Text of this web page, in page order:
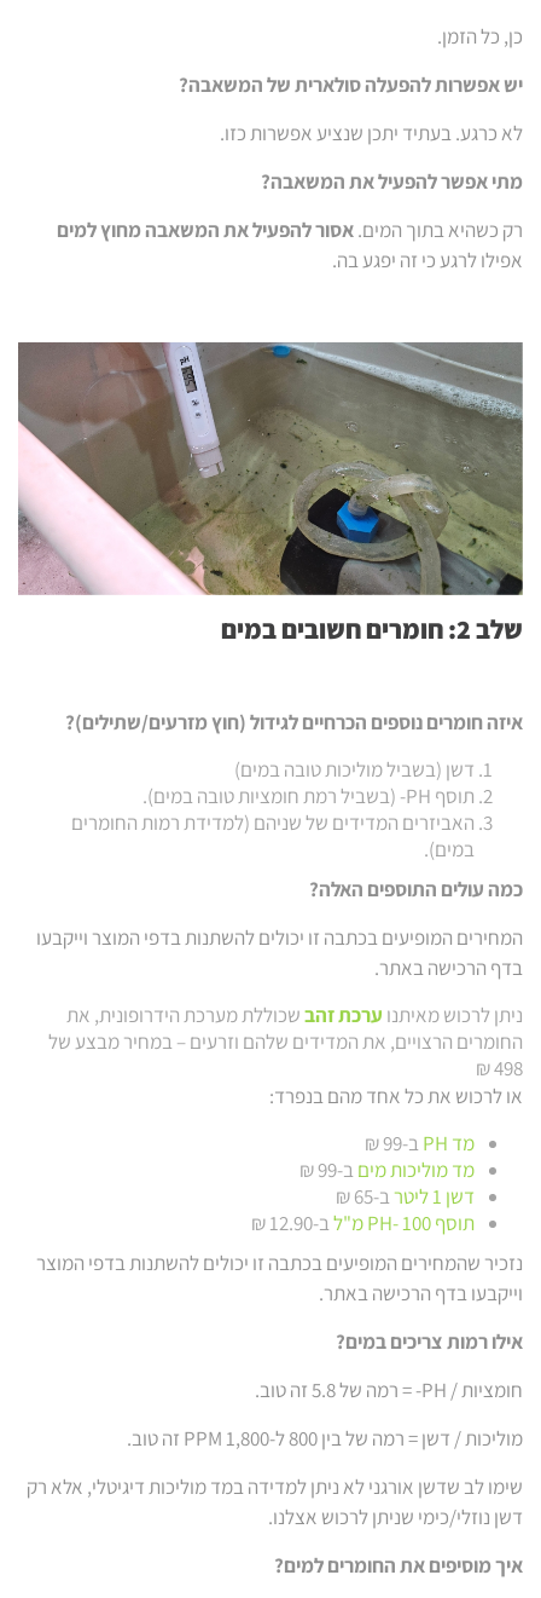
כן, כל הזמן.
יש אפשרות להפעלה סולארית של המשאבה?
לא כרגע. בעתיד יתכן שנציע אפשרות כזו.
מתי אפשר להפעיל את המשאבה?
רק כשהיא בתוך המים.אסור להפעיל את המשאבה מחוץ למים
אפילו לרגע כי זה יפגע בה.
שלב 2: חומרים חשובים במים
איזה חומרים נוספים הכרחיים לגידול (חוץ מזרעים/שתילים)?
דשן (בשביל מוליכות טובה במים)
תוסף PH- (בשביל רמת חומציות טובה במים).
האביזרים המדידים של שניהם (למדידת רמות החומרים
במים).
כמה עולים התוספים האלה?
המחירים המופיעים בכתבה זו יכולים להשתנות בדפי המוצר וייקבעו
בדף הרכישה באתר.
ניתן לרכוש מאיתנו ערכת זהבשכוללת מערכת הידרופונית, את
החומרים הרצויים, את המדידים שלהם וזרעים – במחיר מבצע של
498 ₪
או לרכוש את כל אחד מהם בנפרד:
מד PH
ב-99 ₪
מד מוליכות מיםב-99 ₪
דשן 1 ליטר
ב-65 ₪
תוסף PH- 100 מ"ל
ב-12.90 ₪
נזכיר שהמחירים המופיעים בכתבה זו יכולים להשתנות בדפי המוצר
וייקבעו בדף הרכישה באתר.
אילו רמות צריכים במים?
חומציות / PH- = רמה של 5.8 זה טוב.
מוליכות / דשן = רמה של בין 800 ל-1,800 PPM זה טוב.
שימו לב שדשן אורגני לא ניתן למדידה במד מוליכות דיגיטלי, אלא רק
דשן נוזלי/כימי שניתן לרכוש אצלנו.
איך מוסיפים את החומרים למים?